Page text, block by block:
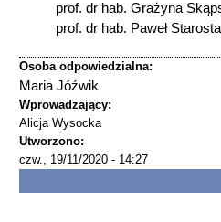
prof. dr hab. Grażyna
prof. dr hab. Paweł
Osoba odpowiedzialna:
Maria Jóźwik
Wprowadzający:
Alicja Wysocka
Utworzono:
czw., 19/11/2020 - 14:27